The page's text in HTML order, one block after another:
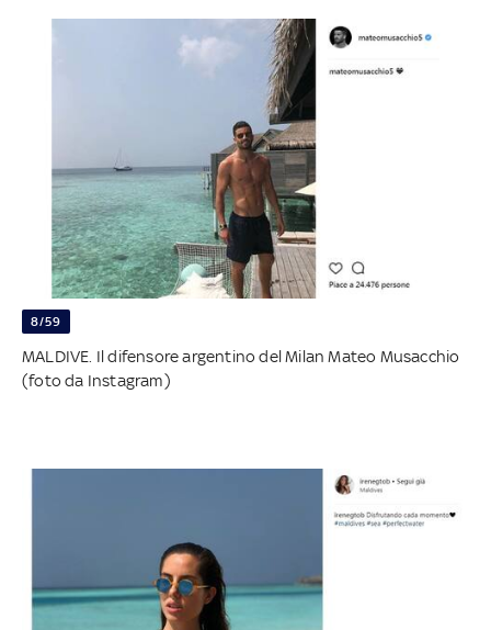
8/59
MALDIVE. Il difensore argentino del Milan Mateo Musacchio
(foto da Instagram)